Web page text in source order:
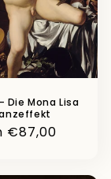
Die Mona Lisa
€87,00